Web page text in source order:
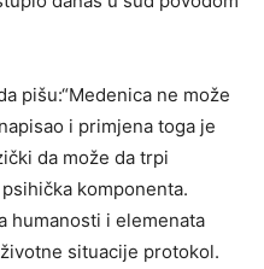
pišu:“Medenica ne može
i primjena toga je
da može da trpi
komponenta.
humanosti i elemenata
situacije protokol.